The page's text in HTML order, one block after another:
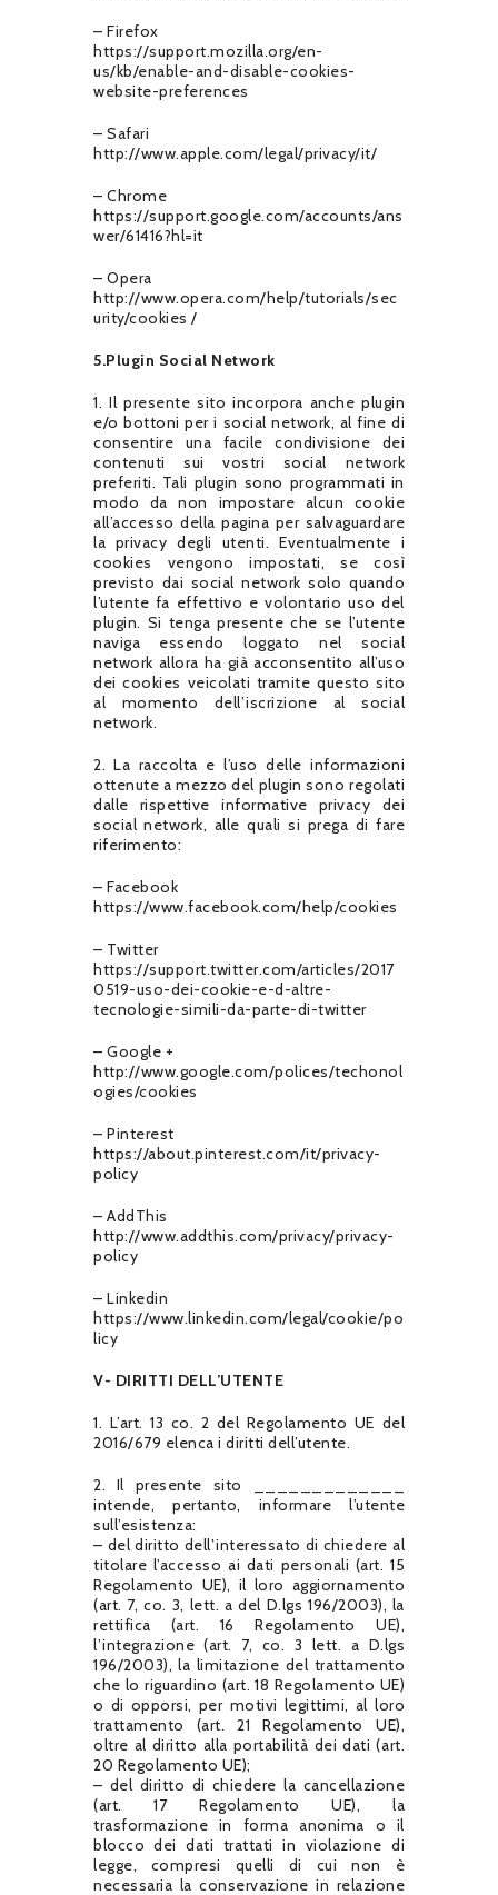
– Firefox
https://support.mozilla.org/en-
us/kb/enable-and-disable-cookies-
website-preferences
– Safari
http://www.apple.com/legal/privacy/it/
– Chrome
https://support.google.com/accounts/ans
wer/61416?hl=it
– Opera
http://www.opera.com/help/tutorials/sec
urity/cookies /
5.Plugin Social Network
1. Il presente sito incorpora anche plugin
e/o bottoni per i social network, al fine di
consentire una facile condivisione dei
contenuti sui vostri social network
preferiti. Tali plugin sono programmati in
modo da non impostare alcun cookie
all’accesso della pagina per salvaguardare
la privacy degli utenti. Eventualmente i
cookies vengono impostati, se così
previsto dai social network solo quando
l’utente fa effettivo e volontario uso del
plugin. Si tenga presente che se l’utente
naviga essendo loggato nel social
network allora ha già acconsentito all’uso
dei cookies veicolati tramite questo sito
al momento dell’iscrizione al social
network.
2. La raccolta e l’uso delle informazioni
ottenute a mezzo del plugin sono regolati
dalle rispettive informative privacy dei
social network, alle quali si prega di fare
riferimento:
– Facebook
https://www.facebook.com/help/cookies
– Twitter
https://support.twitter.com/articles/2017
0519-uso-dei-cookie-e-d-altre-
tecnologie-simili-da-parte-di-twitter
– Google +
http://www.google.com/polices/techonol
ogies/cookies
– Pinterest
https://about.pinterest.com/it/privacy-
policy
– AddThis
http://www.addthis.com/privacy/privacy-
policy
– Linkedin
https://www.linkedin.com/legal/cookie/po
licy
V- DIRITTI DELL’UTENTE
1. L’art. 13 co. 2 del Regolamento UE del
2016/679 elenca i diritti dell’utente.
2. Il presente sito _____________
intende, pertanto, informare l’utente
sull’esistenza:
– del diritto dell’interessato di chiedere al
titolare l’accesso ai dati personali (art. 15
Regolamento UE), il loro aggiornamento
(art. 7, co. 3, lett. a del D.lgs 196/2003), la
rettifica (art. 16 Regolamento UE),
l’integrazione (art. 7, co. 3 lett. a D.lgs
196/2003), la limitazione del trattamento
che lo riguardino (art. 18 Regolamento UE)
o di opporsi, per motivi legittimi, al loro
trattamento (art. 21 Regolamento UE),
oltre al diritto alla portabilità dei dati (art.
20 Regolamento UE);
– del diritto di chiedere la cancellazione
(art. 17 Regolamento UE), la
trasformazione in forma anonima o il
blocco dei dati trattati in violazione di
legge, compresi quelli di cui non è
necessaria la conservazione in relazione